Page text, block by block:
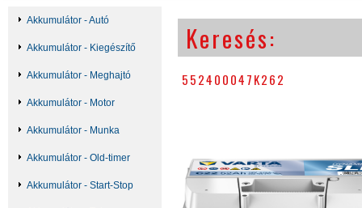
Akkumulátor - Autó
Akkumulátor - Kiegészítő
Akkumulátor - Meghajtó
Akkumulátor - Motor
Akkumulátor - Munka
Akkumulátor - Old-timer
Akkumulátor - Start-Stop
Keresés:
552400047K262